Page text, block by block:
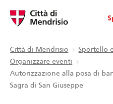
Città di Mendrisio
Sportello
Organizzare eventi
Autorizzazione alla posa di
Sagra di San Giuseppe